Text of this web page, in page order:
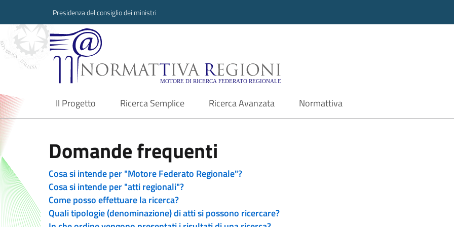
Presidenza del consiglio dei ministri
Normattiva Regioni - Motore di ricerca
Il Progetto
current Ricerca Semplice Ricerca Avanzata Normattiva
Domande frequenti
Cosa si intende per "Motore Federato Regionale"?
Cosa si intende per "atti regionali"?
Come posso effettuare la ricerca?
Quali tipologie (denominazione) di atti si possono ricercare?